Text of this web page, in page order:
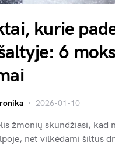
kurie
6
2026-01-10
žmonių skundžiasi, kad
net vilkėdami šiltus